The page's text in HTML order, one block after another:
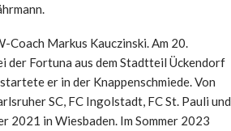
Markus Kauczinski. Am 20.
der Fortuna aus dem Stadtteil Ückendorf
er in der Knappenschmiede. Von
SC, FC Ingolstadt, FC St. Pauli und
2021 in Wiesbaden. Im Sommer 2023